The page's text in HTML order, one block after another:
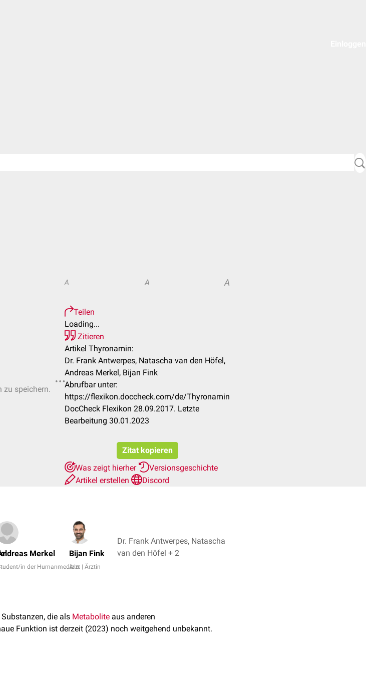
zu speichern.
A A A
Teilen
Loading...
Zitieren
Artikel Thyronamin:
Dr. Frank Antwerpes, Natascha van den Höfel,
Andreas Merkel, Bijan Fink
Abrufbar unter:
https://flexikon.doccheck.com/de/Thyronamin
DocCheck Flexikon 28.09.2017. Letzte
Bearbeitung 30.01.2023
Zitat kopieren
Was zeigt hierher
Versionsgeschichte
Artikel erstellen
Discord
Merkel
in der Humanmedizin
Bijan Fink
Arzt | Ärztin
Dr. Frank Antwerpes, Natascha
van den Höfel + 2
die als Metabolite aus anderen
Funktion ist derzeit (2023) noch weitgehend unbekannt.